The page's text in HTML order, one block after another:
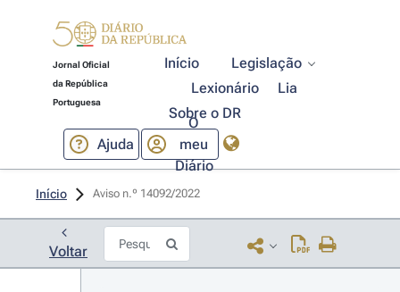
Jornal Oficial
da República
Portuguesa
Início
Legislação
Lexionário
Lia
Sobre o DR
Ajuda
O
meu
Diário
Início Aviso n.º 14092/2022
Voltar